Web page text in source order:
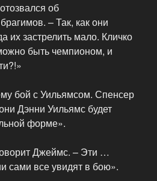
об
– Так, как они
их застрелить мало. Кличко
быть чемпионом, и
бой с Уильямсом. Спенсер
Дэнни Уильямс будет
форме».
Джеймс. – Эти …
сами все увидят в бою».